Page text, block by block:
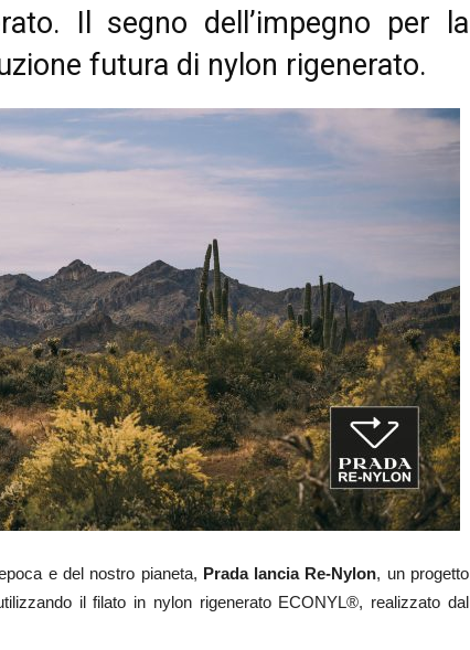
Il segno dell’impegno per la
futura di nylon rigenerato.
e del nostro pianeta, Prada lancia Re-Nylon, un progetto
il filato in nylon rigenerato ECONYL®, realizzato dal